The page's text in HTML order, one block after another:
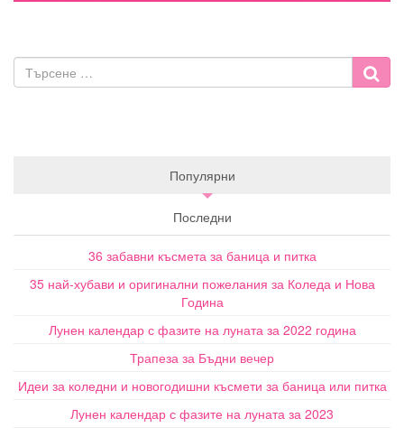
Популярни
Последни
36 забавни късмета за баница и питка
35 най-хубави и оригинални пожелания за Коледа и Нова
Година
Лунен календар с фазите на луната за 2022 година
Трапеза за Бъдни вечер
Идеи за коледни и новогодишни късмети за баница или питка
Лунен календар с фазите на луната за 2023